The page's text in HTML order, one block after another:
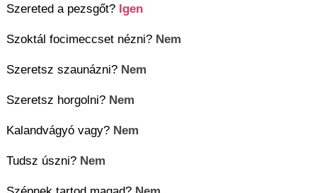
Szereted a pezsgőt? Igen
Szoktál focimeccset nézni? Nem
Szeretsz szaunázni? Nem
Szeretsz horgolni? Nem
Kalandvágyó vagy? Nem
Tudsz úszni? Nem